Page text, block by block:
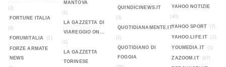
(3)
FORTUNE ITALIA
(4)
FORUMITALIA
(1)
FORZE ARMATE
NEWS
MANTOVA
(1)
LA GAZZETTA DI
VIAREGGIO ON...
(1)
LA GAZZETTA
TORINESE
QUINDICINEWS.IT
(3)
QUOTIDIANAMENTE.IT
(1)
QUOTIDIANO DI
FOGGIA
YAHOO NOTIZIE
(40)
YAHOO SPORT
(7)
YAHOO.LIFE.IT (2)
YOUMEDIA.IT (1)
ZAZOOM.IT (67)